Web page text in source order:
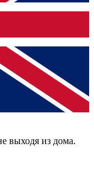
выходя из дома.